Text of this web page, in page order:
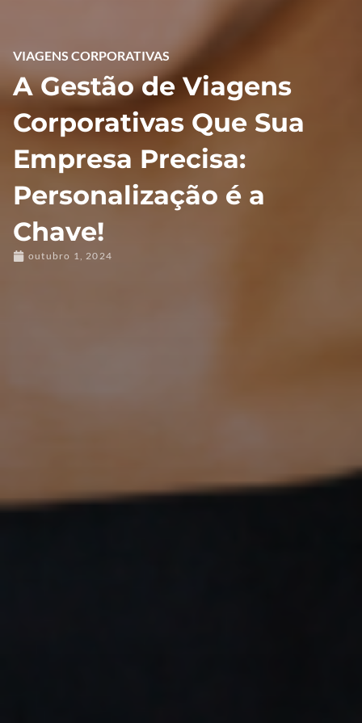
VIAGENS CORPORATIVAS
A Gestão de Viagens
Corporativas Que Sua
Empresa Precisa:
Personalização é a
Chave!
outubro 1, 2024